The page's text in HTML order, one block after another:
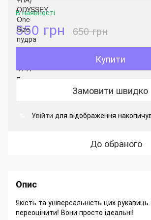
В наявності
550 грн 650 грн
Купити
Замовити швидко
Увійти для відображення
До обраного
Опис
Якість та універсальність цих
переоцінити! Вони просто ідеальні!